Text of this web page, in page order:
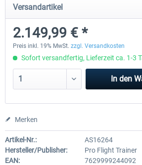
149,99 € *
Versandartikel
2.149,99 € *
Preis inkl. 19% MwSt. zzgl. Versandkosten
Sofort versandfertig, Lieferzeit ca. 1-3
In den
Merken
Artikel-Nr.:
AS16264
Hersteller/Publisher:
Pro Flight Trainer
EAN:
7629999244092